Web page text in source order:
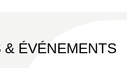
ÉVÉNEMENTS